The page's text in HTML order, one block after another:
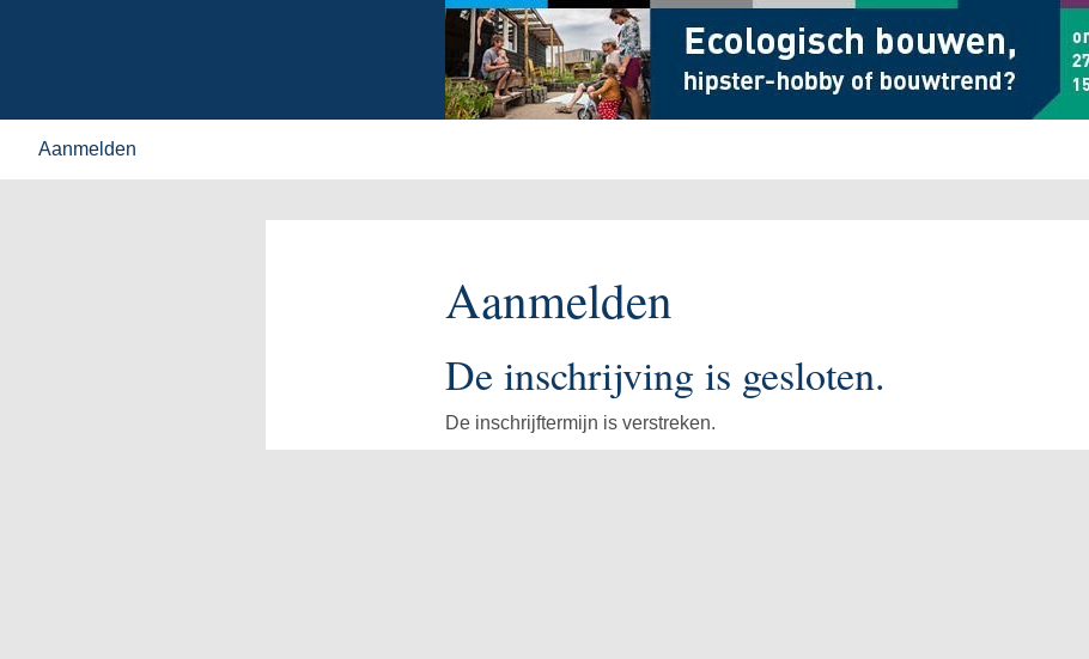
Aanmelden
Aanmelden
De inschrijving is gesloten.
De inschrijftermijn is verstreken.